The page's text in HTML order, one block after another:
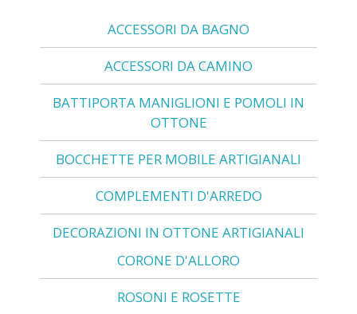
ACCESSORI DA BAGNO
ACCESSORI DA CAMINO
BATTIPORTA MANIGLIONI E POMOLI IN
OTTONE
BOCCHETTE PER MOBILE ARTIGIANALI
COMPLEMENTI D'ARREDO
DECORAZIONI IN OTTONE ARTIGIANALI
CORONE D'ALLORO
ROSONI E ROSETTE